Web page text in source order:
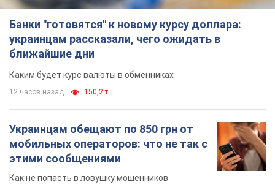
Банки "готовятся" к новому курсу доллара:
украинцам рассказали, чего ожидать в
ближайшие дни
Каким будет курс валюты в обменниках
12 часов назад 150,2 т.
Украинцам обещают по 850 грн от
мобильных операторов: что не так с
этими сообщениями
Как не попасть в ловушку мошенников